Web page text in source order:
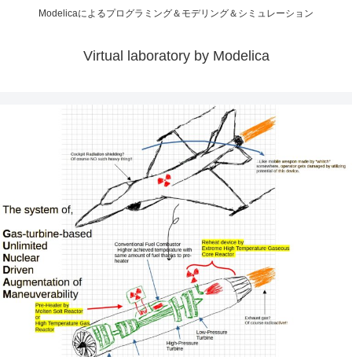
Modelicaによるプログラミング＆モデリング＆シミュレーション
Virtual laboratory by Modelica